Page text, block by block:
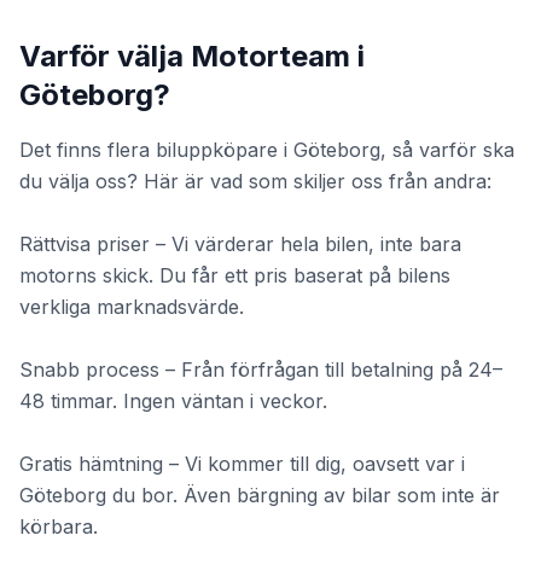
Varför välja Motorteam i
Göteborg?
Det finns flera biluppköpare i Göteborg, så varför ska
du välja oss? Här är vad som skiljer oss från andra:
Rättvisa priser – Vi värderar hela bilen, inte bara
motorns skick. Du får ett pris baserat på bilens
verkliga marknadsvärde.
Snabb process – Från förfrågan till betalning på 24–
48 timmar. Ingen väntan i veckor.
Gratis hämtning – Vi kommer till dig, oavsett var i
Göteborg du bor. Även bärgning av bilar som inte är
körbara.